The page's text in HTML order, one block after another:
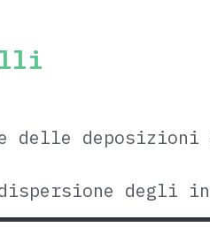
delle deposizioni
degli